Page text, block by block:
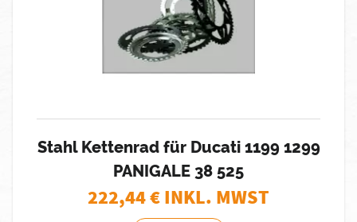
Stahl Kettenrad für Ducati 1199 1299
PANIGALE 38 525
222,44€ INKL. MWST